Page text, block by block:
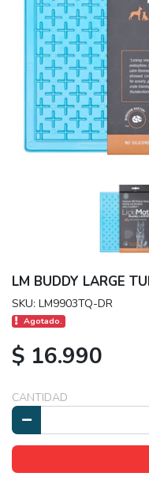
LM BUDDY LARGE
SKU: LM9903TQ-DR
Agotado.
$ 16.990
CANTIDAD